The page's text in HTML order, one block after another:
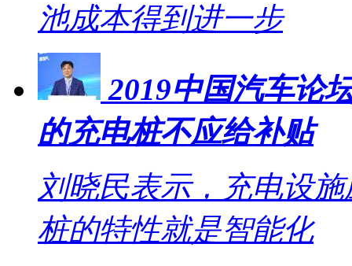
池成本得到进一步
2019中国汽车论
的充电桩不应给补贴
刘晓民表示，充电设
桩的特性就是智能化